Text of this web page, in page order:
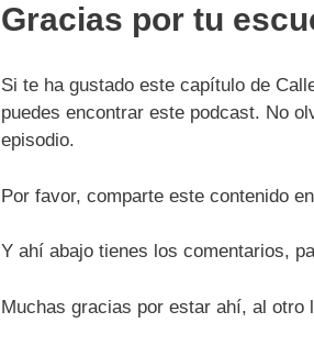
Gracias por tu
Si te ha gustado este capítulo de
puedes encontrar este podcast. No
episodio.
Por favor, comparte este contenido
Y ahí abajo tienes los comentarios,
Muchas gracias por estar ahí, al otro